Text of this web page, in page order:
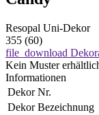
Resopal Uni-Dekor
355 (60)
file_download
Kein Muster
Informationen
Dekor Nr.
Dekor Bezeichnung